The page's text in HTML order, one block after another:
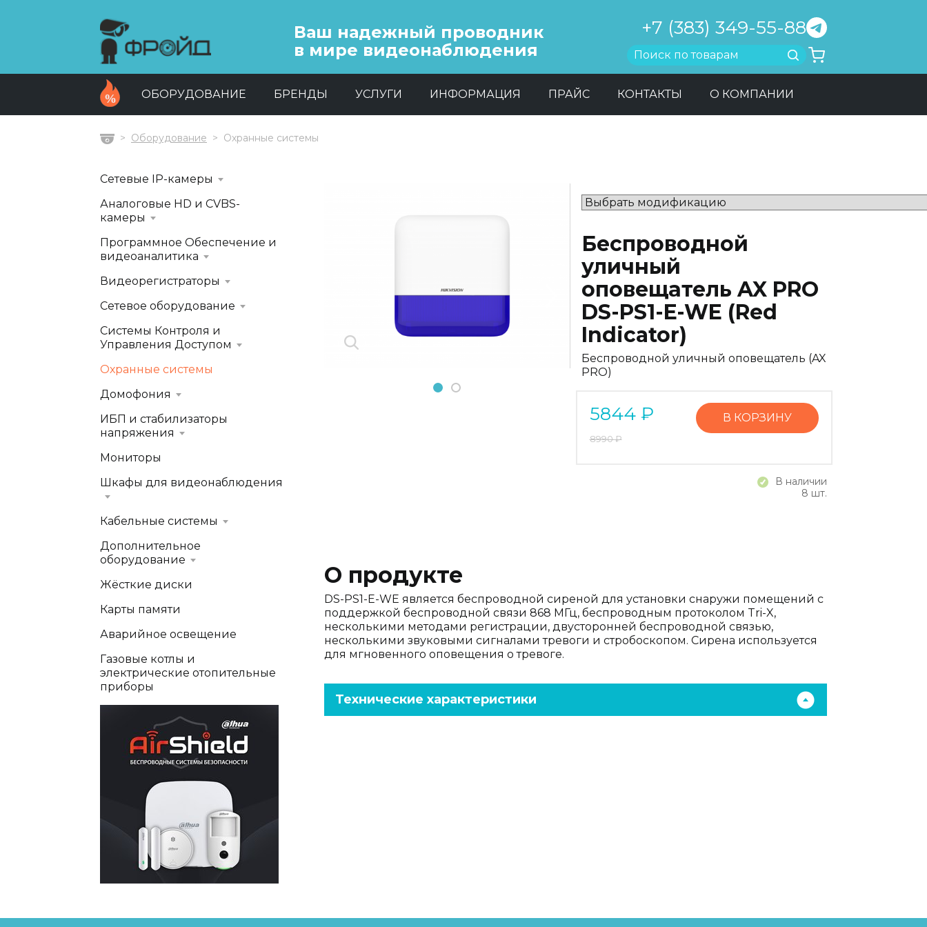
Ваш надежный проводник
в мире видеонаблюдения
+7 (383) 349-55-88
Найти
ОБОРУДОВАНИЕ БРЕНДЫ УСЛУГИ ИНФОРМАЦИЯ ПРАЙС КОНТАКТЫ О КОМПАНИИ
ГлавнаяОборудование Охранные системы
1 2
Беспроводной
уличный
оповещатель AX PRO
DS-PS1-E-WE (Red
Indicator)
Беспроводной уличный оповещатель (AX
PRO)
5844 ₽
8990₽
В КОРЗИНУ
В наличии
8 шт.
О продукте
DS-PS1-E-WE является беспроводной сиреной для установки снаружи помещений с
поддержкой беспроводной связи 868 МГц, беспроводным протоколом Tri-X,
несколькими методами регистрации, двусторонней беспроводной связью,
несколькими звуковыми сигналами тревоги и стробоскопом. Сирена используется
для мгновенного оповещения о тревоге.
Технические характеристики
Сетевые IP-камеры
Аналоговые HD и CVBS-
камеры
Программное Обеспечение и
видеоаналитика
Видеорегистраторы
Сетевое оборудование
Системы Контроля и
Управления Доступом
Охранные системы
Домофония
ИБП и стабилизаторы
напряжения
Мониторы
Шкафы для видеонаблюдения
Кабельные системы
Дополнительное
оборудование
Жёсткие диски
Карты памяти
Аварийное освещение
Газовые котлы и
электрические отопительные
приборы